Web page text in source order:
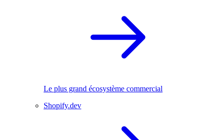
Le plus grand écosystème commercial
Shopify.dev